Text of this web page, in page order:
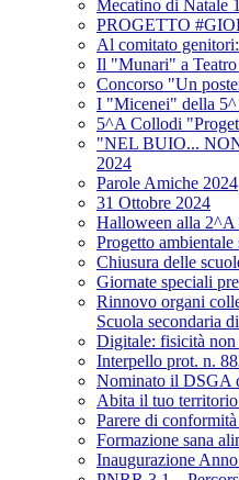
Mecatino di Natale
PROGETTO
Al comitato
Il "Munari" a
Concorso "Un
I "Micenei" della
5^A Collodi
"NEL BUIO...
2024
Parole Amiche 2024
31 Ottobre 2024
Halloween alla 2^A
Progetto
Chiusura delle
Giornate speciali
Rinnovo organi
Scuola secondaria
Digitale: fisicità
Interpello prot. n.
Nominato il DSGA
Abita il tuo
Parere di
Formazione sana
Inaugurazione